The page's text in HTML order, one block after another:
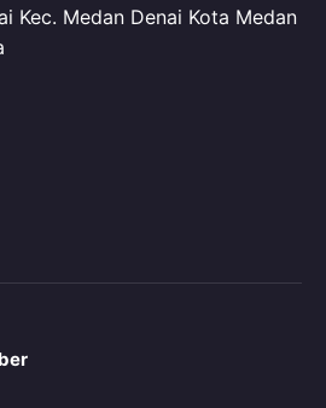
Kec. Medan Denai Kota Medan